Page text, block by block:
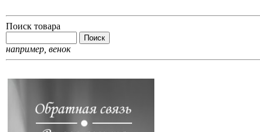
Поиск товара
например, венок